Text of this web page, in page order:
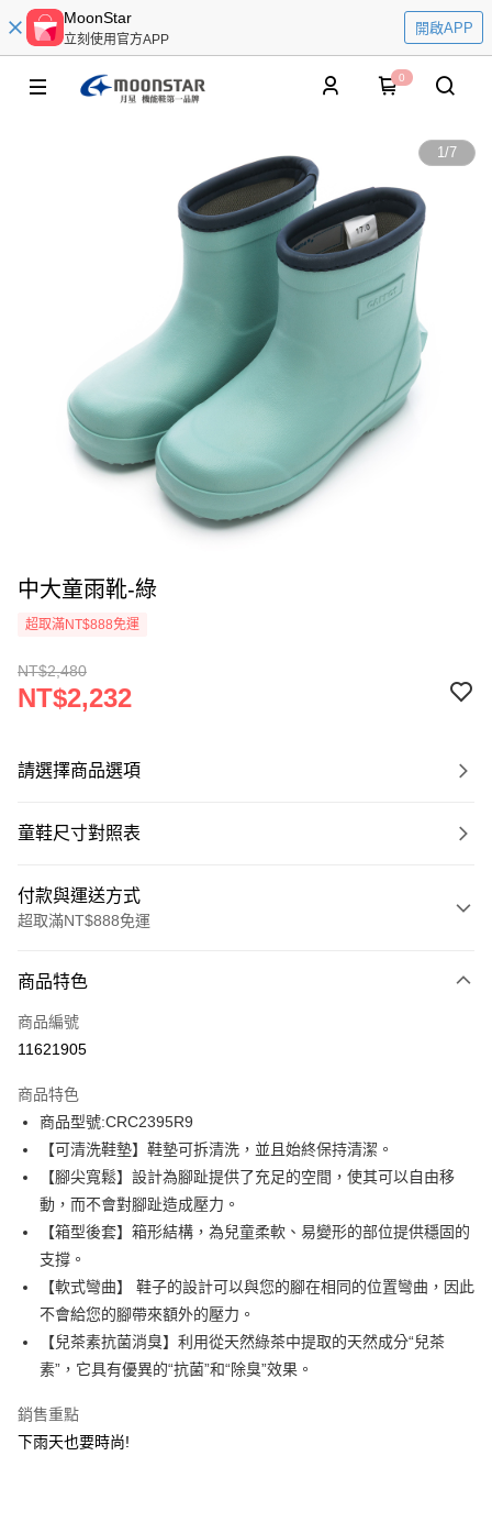
MoonStar
立刻使用官方APP
開啟APP
0
1/7
中大童雨靴-綠
超取滿NT$888免運
NT$2,480
NT$2,232
請選擇商品選項
童鞋尺寸對照表
付款與運送方式
超取滿NT$888免運
信用卡一次付款
信用卡分期付款
合作金庫商業銀行
華南商業銀行
上海商業儲蓄銀行
台北富邦商業銀行
國泰世華商業銀行
兆豐國際商業銀行
臺灣中小企業銀行
匯豐（台灣）商業銀行
華泰商業銀行
聯邦商業銀行
遠東國際商業銀行
元大商業銀行
玉山商業銀行
星展（台灣）商業銀行
台新國際商業銀行
台灣樂天信用卡公司
6 期 0 利率 每期
華南商業銀行
彰化商業銀行
上海商業儲蓄銀行
台北富邦商業銀行
國泰世華商業銀行
臺灣中小企業銀行
台中商業銀行
匯豐（台灣）商業銀行
聯邦商業銀行
遠東國際商業銀行
元大商業銀行
永豐商業銀行
玉山商業銀行
台新國際商業銀行
中國信託商業銀行
台灣樂天信用卡公司
12 期 0 利率 每期
合作金庫商業銀行
第一商業銀行
上海商業儲蓄銀行
國泰世華商業銀行
兆豐國際商業銀行
臺灣中小企業銀行
匯豐（台灣）商業銀行
華泰商業銀行
聯邦商業銀行
元大商業銀行
永豐商業銀行
玉山商業銀行
星展（台灣）商業銀行
台新國際商業銀行
中國信託商業銀行
LINE Pay
Apple Pay
街口支付
悠遊付
Google Pay
全盈+PAY
AFTEE先享後付
相關說明
商品特色
商品編號
11621905
商品特色
商品型號:CRC2395R9
【可清洗鞋墊】鞋墊可拆清洗，並且始終保持清潔。
【腳尖寬鬆】設計為腳趾提供了充足的空間，使其可以自由移
動，而不會對腳趾造成壓力。
【箱型後套】箱形結構，為兒童柔軟、易變形的部位提供穩固的
支撐。
【軟式彎曲】 鞋子的設計可以與您的腳在相同的位置彎曲，因此
不會給您的腳帶來額外的壓力。
【兒茶素抗菌消臭】利用從天然綠茶中提取的天然成分“兒茶
素”，它具有優異的“抗菌”和“除臭”效果。
銷售重點
下雨天也要時尚!